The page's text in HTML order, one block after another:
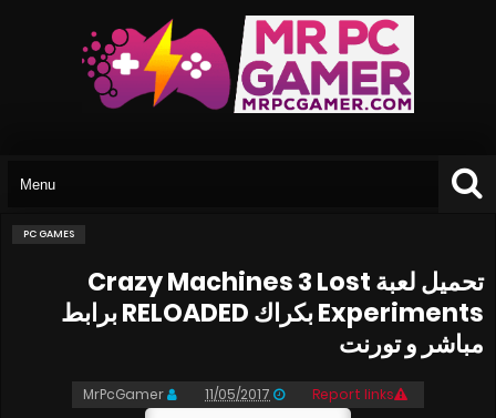
PC GAMES
تحميل لعبة Crazy Machines 3 Lost
Experiments بكراك RELOADED برابط
مباشر و تورنت
MrPcGamer 11/05/2017 Report links